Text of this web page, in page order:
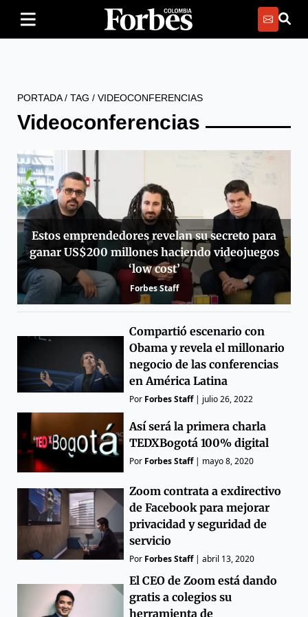
PORTADA/ TAG / VIDEOCONFERENCIAS
Videoconferencias
Estos emprendedores revelan su secreto para
ganar US$200 millones haciendo videojuegos
‘low cost’
Forbes Staff
Compartió escenario con
Obama y revela el millonario
negocio de las conferencias
en América Latina
Por Forbes Staff| julio 26, 2022
Así será la primera charla
TEDXBogotá 100% digital
Por Forbes Staff| mayo 8, 2020
Zoom contrata a exdirectivo
de Facebook para mejorar
privacidad y seguridad de
servicio
Por Forbes Staff|abril 13, 2020
El CEO de Zoom está dando
gratis a colegios su
herramienta de